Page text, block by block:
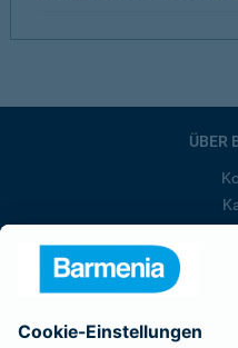
ÜBER
Barmenia ist Teil